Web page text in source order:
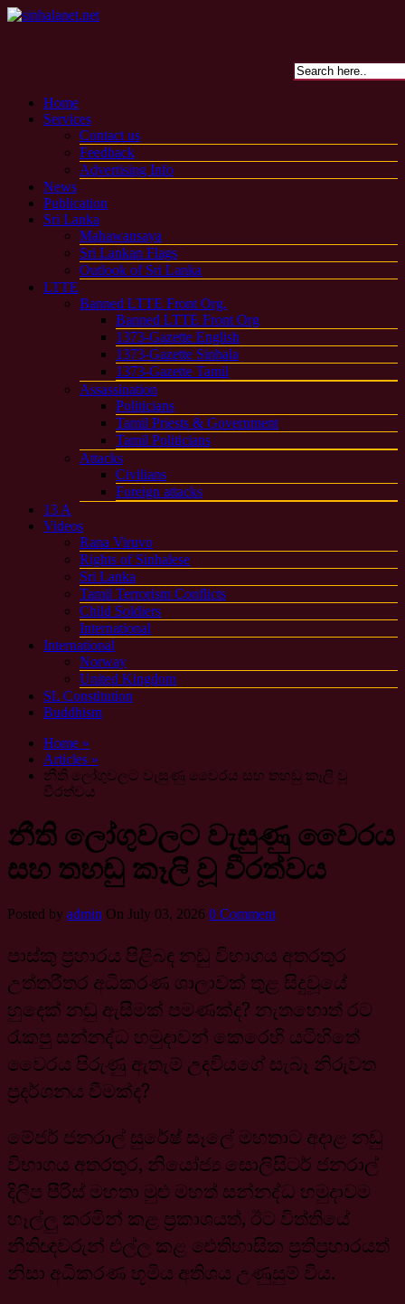
Home
Services
Contact us
Feedback
Advertising Info
News
Publication
Sri Lanka
Mahawansaya
Sri Lankan Flags
Outlook of Sri Lanka
LTTE
Banned LTTE Front Org.
Banned LTTE Front Org
1373-Gazette English
1373-Gazette Sinhala
1373-Gazette Tamil
Assassination
Politicians
Tamil Priests & Government
Tamil Politicians
Attacks
Civilians
Foreign attacks
13 A
Videos
Rana Viruvo
Rights of Sinhalese
Sri Lanka
Tamil Terrorism Conflicts
Child Soldiers
International
International
Norway
United Kingdom
SL Constitution
Buddhism
Home »
Articles »
නීති ලෝගුවලට වැසුණු වෛරය සහ තහඩු කෑලි වූ
වීරත්වය
නීති ලෝගුවලට වැසුණු වෛරය
සහ තහඩු කෑලි වූ වීරත්වය
Posted by admin On July 03, 2026 0 Comment
පාස්කු ප්‍රහාරය පිළිබඳ නඩු විභාගය අතරතුර
උත්තරීතර අධිකරණ ශාලාවක් තුළ සිදුවූයේ
හුදෙක් නඩු ඇසීමක් පමණක්ද? නැතහොත් රට
රැකපු සන්නද්ධ හමුදාවන් කෙරෙහි යටිහිතේ
වෛරය පිරුණු ඇතැම් උදවියගේ සැබෑ නිරුවත
ප්‍රදර්ශනය වීමක්ද?
මේජර් ජනරාල් සුරේෂ් සෑලේ මහතාට අදාළ නඩු
විභාගය අතරතුර, නියෝජ්‍ය සොලිසිටර් ජනරාල්
දිලීප පීරිස් මහතා මුළු මහත් සන්නද්ධ හමුදාවම
හෑල්ලු කරමින් කළ ප්‍රකාශයත්, ඊට විත්තියේ
නීතිඥවරුන් එල්ල කළ ඓතිහාසික ප්‍රතිප්‍රහාරයත්
නිසා අධිකරණ භූමිය අතිශය උණුසුම් විය.